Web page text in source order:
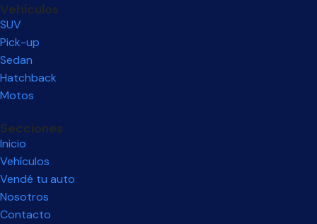
Vehículos
SUV
Pick-up
Sedan
Hatchback
Motos
Secciones
Inicio
Vehículos
Vendé tu auto
Nosotros
Contacto